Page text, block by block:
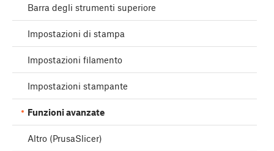
Barra degli strumenti superiore
Impostazioni di stampa
Impostazioni filamento
Impostazioni stampante
Funzioni avanzate
Altro (PrusaSlicer)